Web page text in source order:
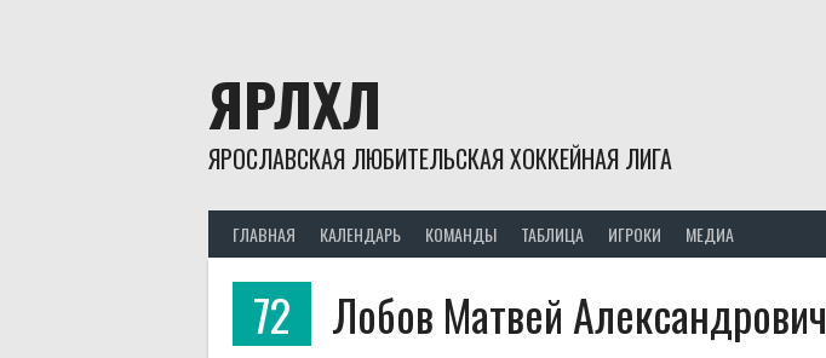
ЯРЛХЛ
ЯРОСЛАВСКАЯ ЛЮБИТЕЛЬСКАЯ ХОККЕЙНАЯ ЛИГА
ГЛАВНАЯ КАЛЕНДАРЬ КОМАНДЫ ТАБЛИЦА ИГРОКИ МЕДИА
72 Лобов Матвей Александрович